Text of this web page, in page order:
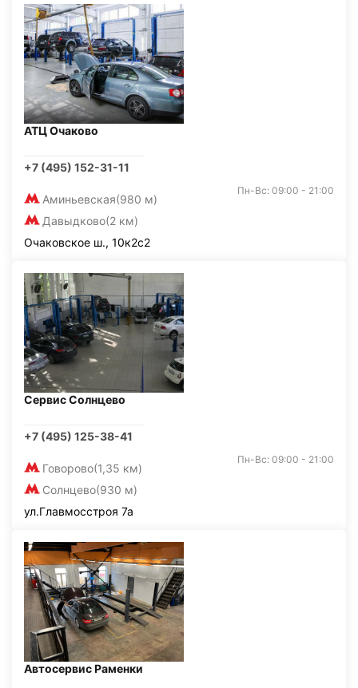
АТЦ Очаково
+7 (495) 152-31-11
Аминьевская(980 м)
Давыдково(2 км)
Пн-Вс: 09:00 - 21:00
Очаковское ш., 10к2с2
Сервис Солнцево
+7 (495) 125-38-41
Говорово(1,35 км)
Солнцево(930 м)
Пн-Вс: 09:00 - 21:00
ул.Главмосстроя 7а
Автосервис Раменки